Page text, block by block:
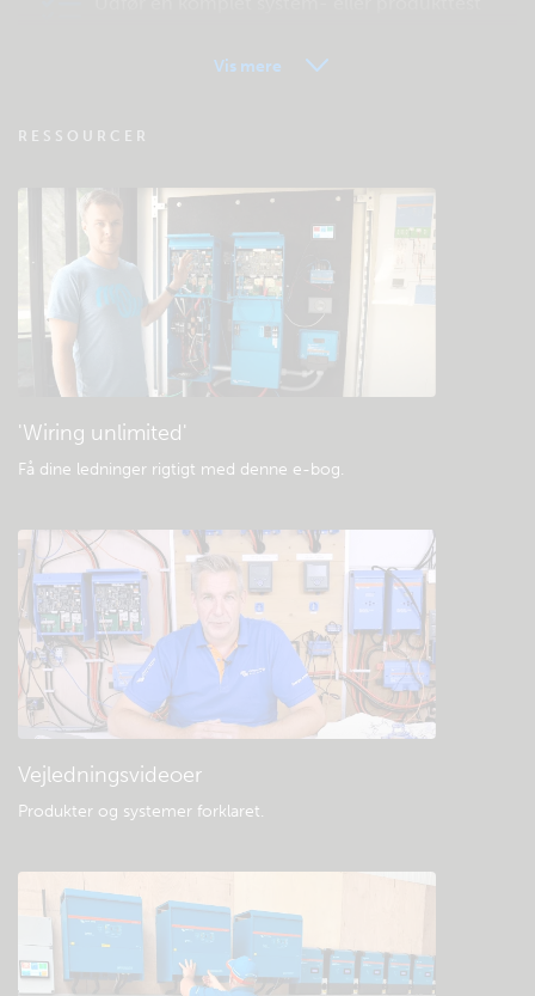
fjernovervågning
Tjek fællesskabets videnbase
Generelle downloads og dokumentation
Vis mere
RESSOURCER
'Wiring unlimited'
Få dine ledninger rigtigt med denne e-bog.
Vejledningsvideoer
Produkter og systemer forklaret.